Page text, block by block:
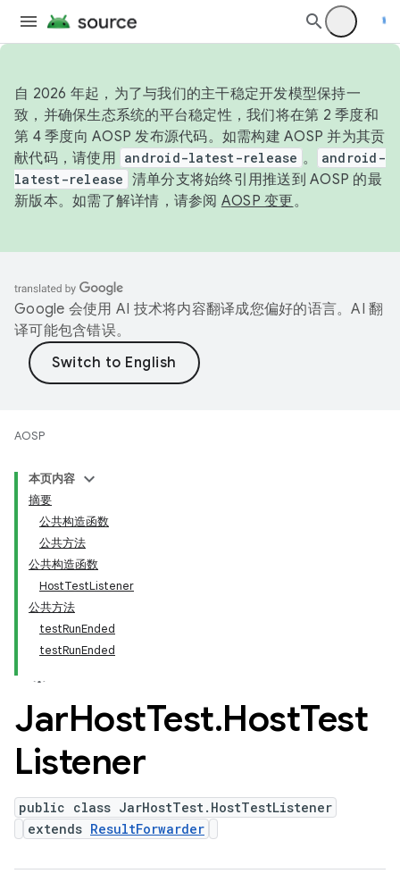
自 2026 年起，为了与我们的主干稳定开发模型保持一
致，并确保生态系统的平台稳定性，我们将在第 2 季度和
第 4 季度向 AOSP 发布源代码。如需构建 AOSP 并为其贡
献代码，请使用 android-latest-release 。
android-
latest-release 清单分支将始终引用推送到 AOSP 的最
新版本。如需了解详情，请参阅 AOSP 变更。
Google 会使用 AI 技术将内容翻译成您偏好的语言。AI 翻
译可能包含错误。
AOSP
本页内容
摘要
公共构造函数
公共方法
公共构造函数
HostTestListener
公共方法
testRunEnded
testRunEnded
JarHostTest.HostTest
Listener
public class JarHostTest.HostTestListener
extends ResultForwarder